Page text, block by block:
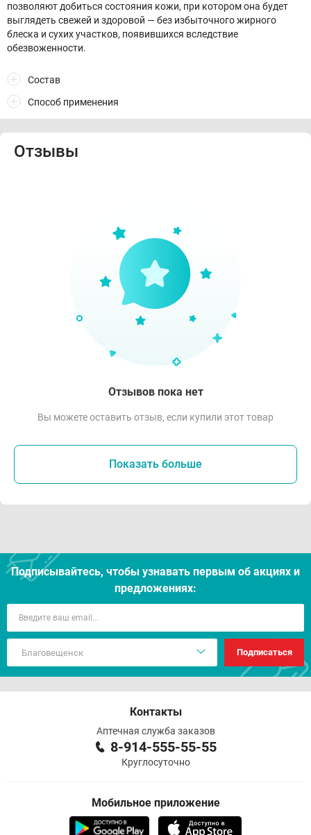
позволяют добиться состояния кожи, при котором она будет
выглядеть свежей и здоровой — без избыточного жирного
блеска и сухих участков, появившихся вследствие
обезвоженности.
Состав
Способ применения
Отзывы
Отзывов пока нет
Вы можете оставить отзыв, если купили этот товар
Показать больше
Подписывайтесь, чтобы узнавать первым об акцияx и
предложениях:
Подписаться
Контакты
Аптечная служба заказов
8-914-555-55-55
Круглосуточно
Мобильное приложение